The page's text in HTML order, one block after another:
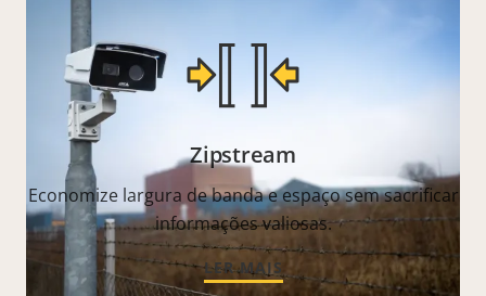
Zipstream
Economize largura de banda e espaço sem sacrificar
informações valiosas.
LER MAIS